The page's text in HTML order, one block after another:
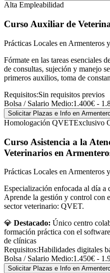
Alta Empleabilidad
Curso Auxiliar de
Prácticas Locales en Armenteros
Fórmate en las tareas esenciales
de consultas, sujeción y manejo
primeros auxilios, toma de
Requisitos:Sin requisitos previos
Bolsa / Salario Medio:1.400€ -
Solicitar Plazas e Info en
Homologación QVETExclusivo
Curso Asistencia a la
Veterinarios en
Prácticas Locales en Armenteros
Especialización enfocada al día a
Aprende la gestión y control con
sector veterinario: QVET.
💎 Destacado: Único centro
formación práctica con el
de clínicas
Requisitos:Habilidades digitales
Bolsa / Salario Medio:1.450€ -
Solicitar Plazas e Info en